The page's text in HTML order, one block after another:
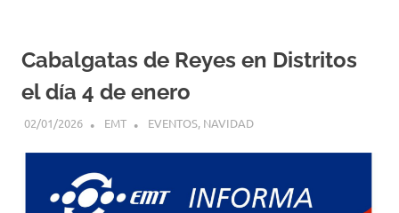
Cabalgatas de Reyes en Distritos
el día 4 de enero
02/01/2026 EMT EVENTOS, NAVIDAD